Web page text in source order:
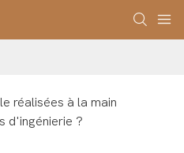
réalisées à la main
d'ingénierie ?